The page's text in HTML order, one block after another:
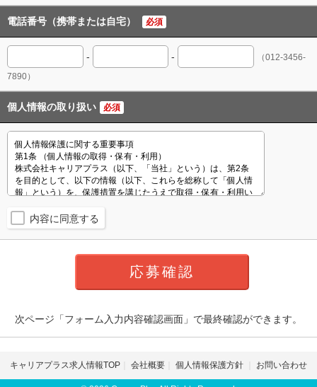
電話番号（携帯または自宅） 必須
- -
（012-3456-
7890）
個人情報の取り扱い 必須
内容に同意する
次ページ「フォーム入力内容確認画面」で最終確認ができます。
キャリアプラス求人情報TOP 会社概要 個人情報保護方針 お問い合わせ